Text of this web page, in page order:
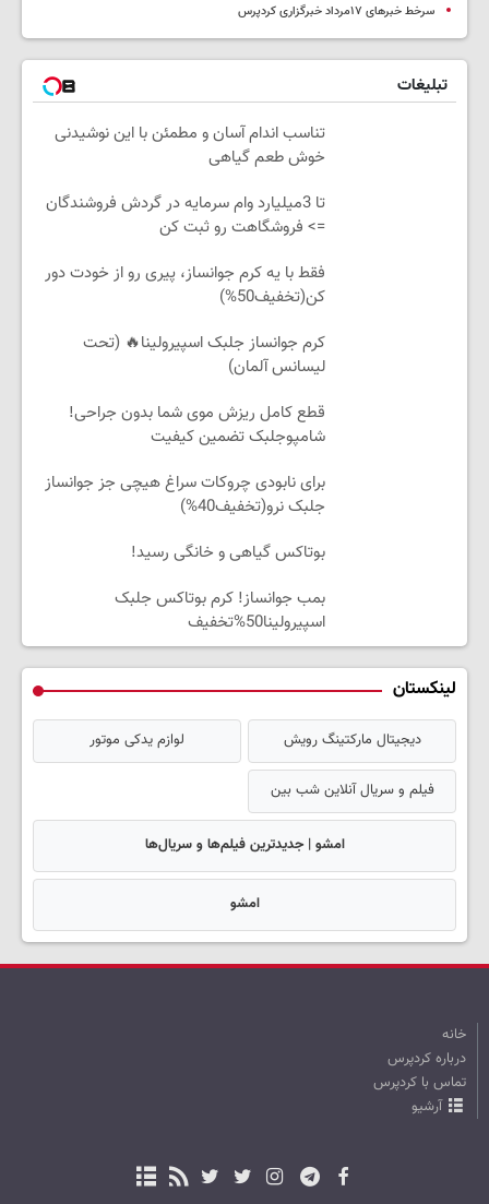
سرخط خبرهای ۱۷مرداد خبرگزاری کردپرس
تبلیغات
تناسب اندام آسان و مطمئن با این نوشیدنی
خوش طعم گیاهی
تا 3میلیارد وام سرمایه در گردش فروشندگان
=> فروشگاهت رو ثبت کن
فقط با یه کرم جوانساز، پیری رو از خودت دور
کن(تخفیف50%)
کرم جوانساز جلبک اسپیرولینا🔥 (تحت
لیسانس آلمان)
قطع کامل ریزش موی شما بدون جراحی!
شامپوجلبک تضمین کیفیت
برای نابودی چروکات سراغ هیچی جز جوانساز
جلبک نرو(تخفیف40%)
بوتاکس گیاهی و خانگی رسید!
بمب جوانساز! کرم بوتاکس جلبک
اسپیرولینا50%تخفیف
لینکستان
دیجیتال مارکتینگ رویش لوازم یدکی موتور
فیلم و سریال آنلاین شب بین
امشو | جدیدترین فیلم‌ها و سریال‌ها
امشو
خانه
درباره کردپرس
تماس با کردپرس
آرشیو